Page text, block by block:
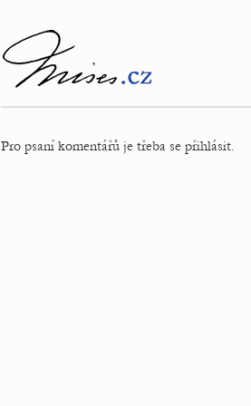
Pro psaní komentářů je třeba se přihlásit.